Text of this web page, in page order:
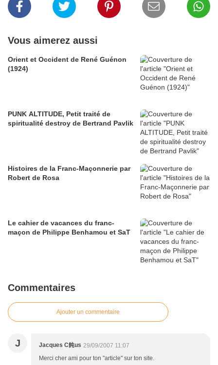
Vous aimerez aussi
Orient et Occident de René Guénon
(1924)
PUNK ALTITUDE, Petit traité de
spiritualité destroy de Bertrand Pavlik
Histoires de la Franc-Maçonnerie par
Robert de Rosa
Le cahier de vacances du franc-
maçon de Philippe Benhamou et SaT
Commentaires
Ajouter un commentaire
J Jacques C飩us 29/09/2007 11:07
Merci cher ami pour ton "article" sur ton site.